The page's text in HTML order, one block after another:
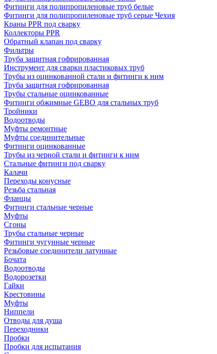
Фитинги для полипропиленовые труб белые
Фитинги для полипропиленовые труб серые Чехия
Краны PPR под сварку
Коллекторы PPR
Обратный клапан под сварку
Фильтры
Труба защитная гофрированная
Инструмент для сварки пластиковых труб
Трубы из оцинкованной стали и фитинги к ним
Труба защитная гофрированная
Трубы стальные оцинкованные
Фитинги обжимные GEBO для стальных труб
Тройники
Водоотводы
Муфты ремонтные
Муфты соединительные
Фитинги оцинкованные
Трубы из черной стали и фитинги к ним
Стальные фитинги под сварку
Калачи
Переходы конусные
Резьба стальная
Фланцы
Фитинги стальные черные
Муфты
Сгоны
Трубы стальные черные
Фитинги чугунные черные
Резьбовые соединители латунные
Бочата
Водоотводы
Водорозетки
Гайки
Крестовины
Муфты
Ниппели
Отводы для душа
Переходники
Пробки
Пробки для испытания